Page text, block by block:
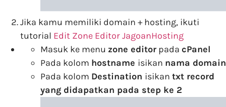
Jika kamu memiliki domain + hosting, ikuti
tutorial Edit Zone Editor JagoanHosting
Masuk ke menu zone editor pada cPanel
Pada kolom hostname isikan nama domain
Pada kolom Destination isikan txt record
yang didapatkan pada step ke 2